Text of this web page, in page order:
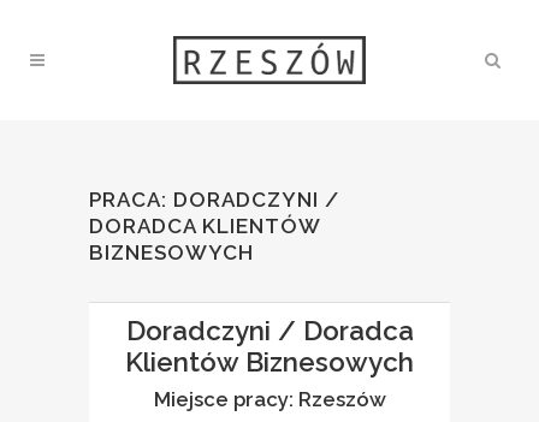
PRACA: DORADCZYNI /
DORADCA KLIENTÓW
BIZNESOWYCH
Doradczyni / Doradca
Klientów Biznesowych
Miejsce pracy: Rzeszów